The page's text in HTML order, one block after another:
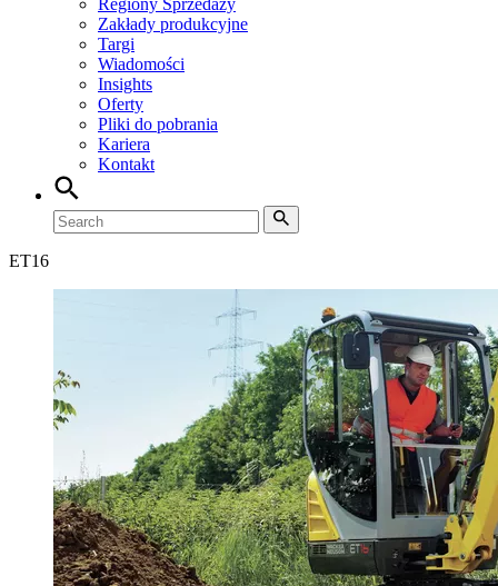
Regiony Sprzedaży
Zakłady produkcyjne
Targi
Wiadomości
Insights
Oferty
Pliki do pobrania
Kariera
Kontakt
ET16